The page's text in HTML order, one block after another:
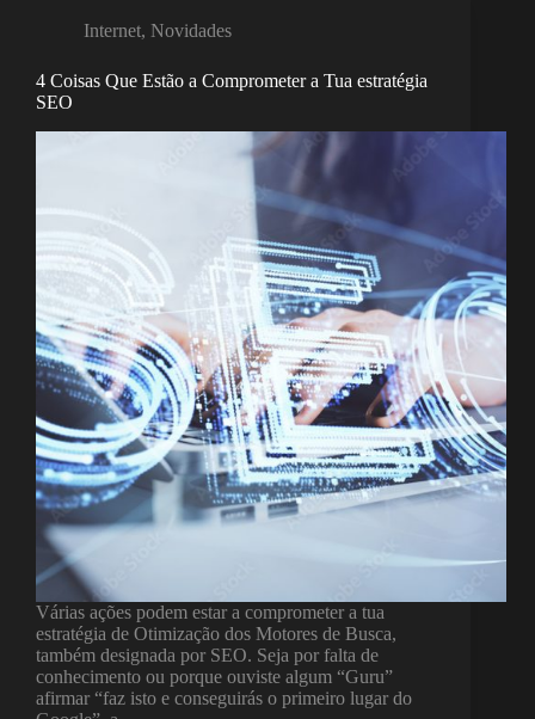
Internet, Novidades
4 Coisas Que Estão a Comprometer a Tua estratégia
SEO
Várias ações podem estar a comprometer a tua
estratégia de Otimização dos Motores de Busca,
também designada por SEO. Seja por falta de
conhecimento ou porque ouviste algum “Guru”
afirmar “faz isto e conseguirás o primeiro lugar do